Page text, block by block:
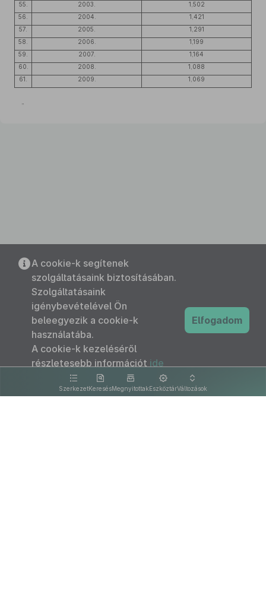
55.
2003.
1,502
56.
2004.
1,421
57.
2005.
1,291
58.
2006.
1,199
59.
2007.
1,164
60.
2008.
1,088
61.
2009. 1,069
”
SzerkezetKeresésMegnyitottakEszköztárVáltozások
A cookie-k segítenek
szolgáltatásaink biztosításában.
Szolgáltatásaink
igénybevételével Ön
beleegyezik a cookie-k
használatába.
A cookie-k kezeléséről
részletesebb információt ide
kattintva olvashat.
Elfogadom